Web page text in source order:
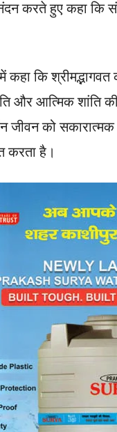
करते हुए कहा
कि
और आत्मिक शांति
जीवन को
करता है।